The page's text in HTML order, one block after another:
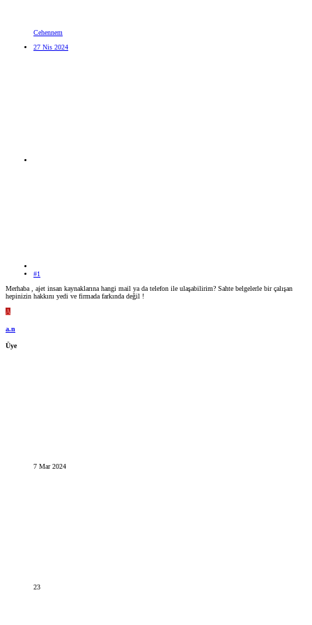
Cehennem
27 Nis 2024
#1
Merhaba , ajet insan kaynaklarına hangi mail ya da telefon ile ulaşabilirim? Sahte belgelerle bir çalışan
hepinizin hakkını yedi ve firmada farkında değil !
A
a.n
Üye
7 Mar 2024
23